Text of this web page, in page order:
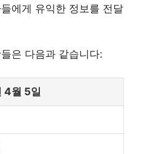
에게 유익한 정보를 전달
은 다음과 같습니다:
4월 5일